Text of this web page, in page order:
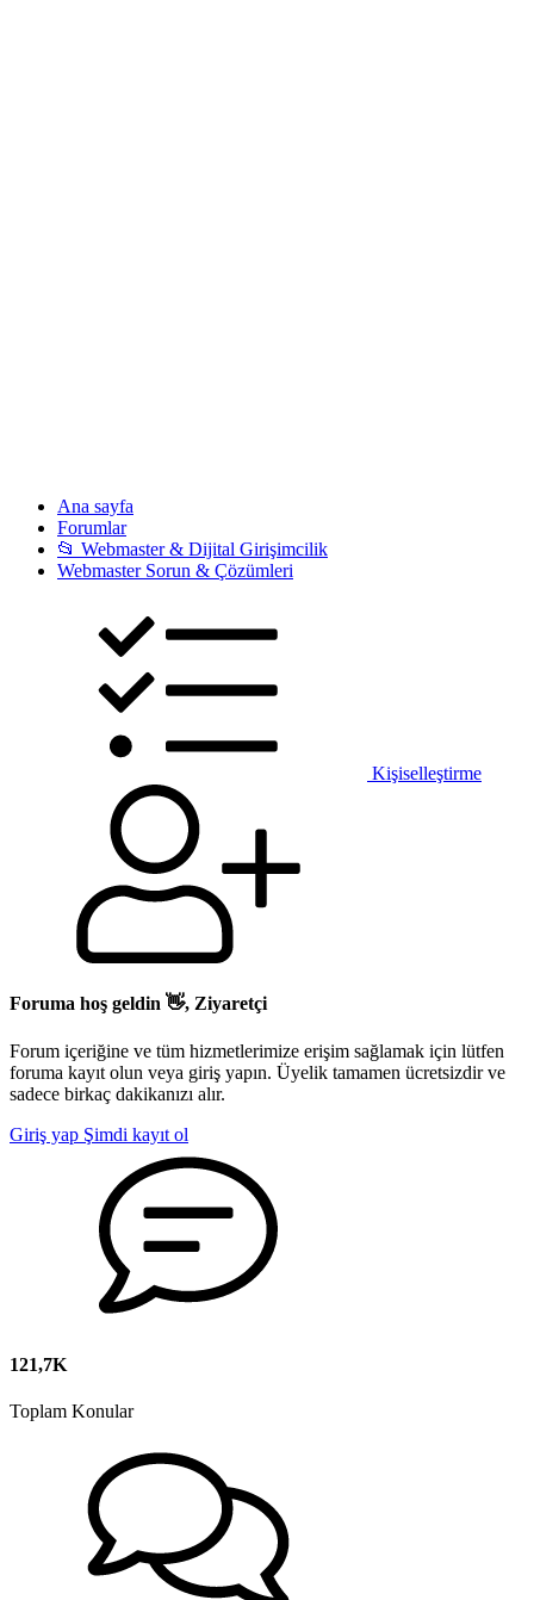
Ana sayfa
Forumlar
📂 Webmaster & Dijital Girişimcilik
Webmaster Sorun & Çözümleri
Kişiselleştirme
Foruma hoş geldin 👋, Ziyaretçi
Forum içeriğine ve tüm hizmetlerimize erişim sağlamak için lütfen
foruma kayıt olun veya giriş yapın. Üyelik tamamen ücretsizdir ve
sadece birkaç dakikanızı alır.
Giriş yap Şimdi kayıt ol
121,7K
Toplam Konular